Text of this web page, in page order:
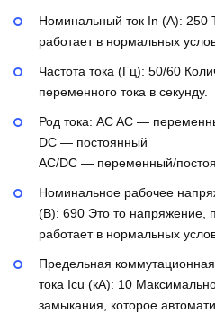
Номинальный ток In (А): 250
работает в нормальных
Частота тока (Гц): 50/60
переменного тока в секунду.
Род тока: ACAC —
DC — постоянный
AC/DC — переменный/
Номинальное рабочее
(В): 690 Это то напряжение,
работает в нормальных
Предельная
тока Icu (кА): 10
замыкания, которое